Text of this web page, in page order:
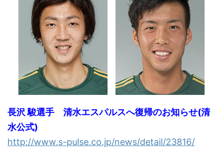
長沢 駿選手 清水エスパルスへ復帰のお知らせ(清
水公式)
http://www.s-pulse.co.jp/news/detail/23816/